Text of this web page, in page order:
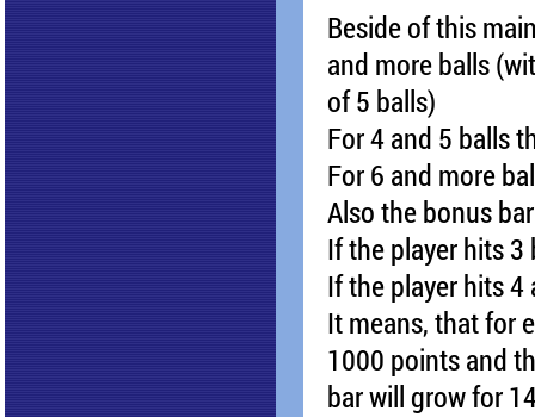
Beside of this
and more balls
of 5 balls)
For 4 and 5 balls
For 6 and more
Also the bonus
If the player hits
If the player hits 4
It means, that for
1000 points and
bar will grow for